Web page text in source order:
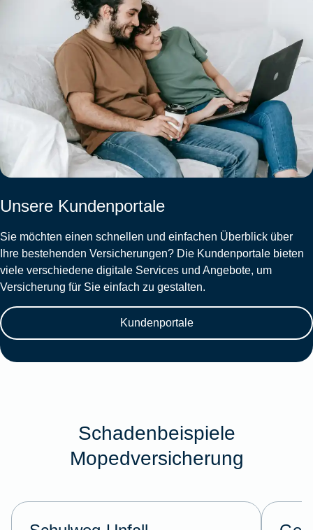
Unsere Kundenportale
Sie möchten einen schnellen und einfachen Überblick über
Ihre bestehenden Versicherungen? Die Kundenportale bieten
viele verschiedene digitale Services und Angebote, um
Versicherung für Sie einfach zu gestalten.
Kundenportale
Schadenbeispiele
Mopedversicherung